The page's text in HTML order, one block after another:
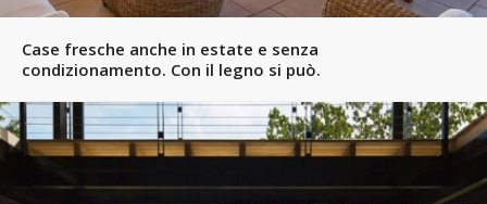
Case fresche anche in estate e senza
condizionamento. Con il legno si può.